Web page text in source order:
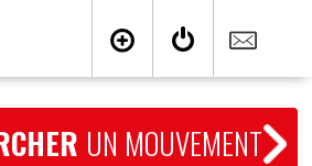
UN MOUVEMENT